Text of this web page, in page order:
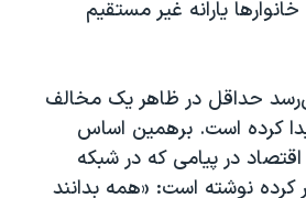
یارانه غیر مستقیم
حداقل در ظاهر یک مخالف
کرده است. برهمین اساس
در پیامی که در شبکه
نوشته است: «همه بدانند